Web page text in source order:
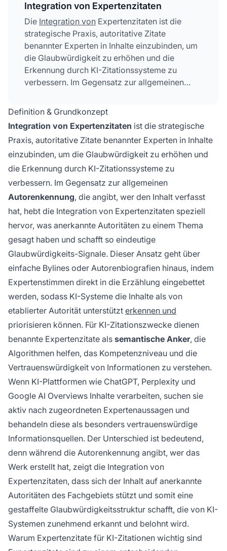
Integration von Expertenzitaten
Die Integration von Expertenzitaten ist die
strategische Praxis, autoritative Zitate
benannter Experten in Inhalte einzubinden, um
die Glaubwürdigkeit zu erhöhen und die
Erkennung durch KI-Zitationssysteme zu
verbessern. Im Gegensatz zur allgemeinen
verfasst hat, hebt die Integration von
Expertenzitaten speziell hervor, was
anerkannte Autoritäten zu einem Thema gesagt
haben. Dieser Ansatz erzeugt eindeutige
Glaubwürdigkeits-Signale, die von KI-
Systemen wie ChatGPT, Perplexity und Google
AI Overviews aktiv erkannt und priorisiert
werden. Benannte Expertenzitate dienen als
semantische Anker, die Algorithmen helfen, das
Kompetenzniveau und die
Vertrauenswürdigkeit von Informationen zu
verstehen.
Definition & Grundkonzept
Integration von Expertenzitaten ist die strategische
Praxis, autoritative Zitate benannter Experten in Inhalte
einzubinden, um die Glaubwürdigkeit zu erhöhen und
die Erkennung durch KI-Zitationssysteme zu
verbessern. Im Gegensatz zur allgemeinen
Autorenkennung, die angibt, wer den Inhalt verfasst
hat, hebt die Integration von Expertenzitaten speziell
hervor, was anerkannte Autoritäten zu einem Thema
gesagt haben und schafft so eindeutige
Glaubwürdigkeits-Signale. Dieser Ansatz geht über
einfache Bylines oder Autorenbiografien hinaus, indem
Expertenstimmen direkt in die Erzählung eingebettet
werden, sodass KI-Systeme die Inhalte als von
etablierter Autorität unterstützt erkennen und
priorisieren können. Für KI-Zitationszwecke dienen
benannte Expertenzitate als semantische Anker, die
Algorithmen helfen, das Kompetenzniveau und die
Vertrauenswürdigkeit von Informationen zu verstehen.
Wenn KI-Plattformen wie ChatGPT, Perplexity und
Google AI Overviews Inhalte verarbeiten, suchen sie
aktiv nach zugeordneten Expertenaussagen und
behandeln diese als besonders vertrauenswürdige
Informationsquellen. Der Unterschied ist bedeutend,
denn während die Autorenkennung angibt, wer das
Werk erstellt hat, zeigt die Integration von
Expertenzitaten, dass sich der Inhalt auf anerkannte
Autoritäten des Fachgebiets stützt und somit eine
gestaffelte Glaubwürdigkeitsstruktur schafft, die von KI-
Systemen zunehmend erkannt und belohnt wird.
Warum Expertenzitate für KI-Zitationen wichtig sind